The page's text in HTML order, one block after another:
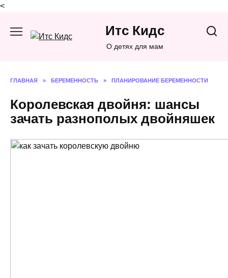
<
содержанию
Итс Кидс
О детях для мам
ГЛАВНАЯ » БЕРЕМЕННОСТЬ » ПЛАНИРОВАНИЕ БЕРЕМЕННОСТИ
Королевская двойня: шансы
зачать разнополых двойняшек